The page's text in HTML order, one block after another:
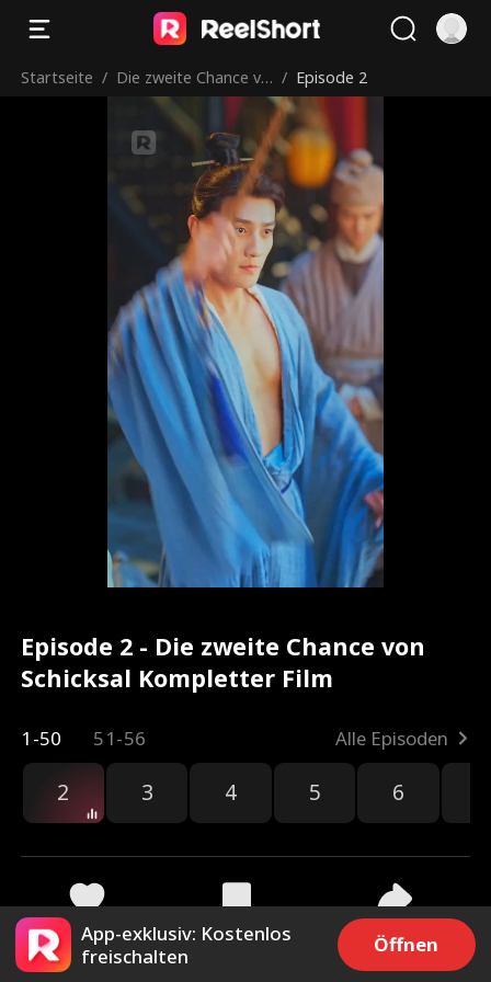
Startseite / Die zweite Chance vo
n Schicksal
/ Episode 2
Episode 2 - Die zweite Chance von
Schicksal Kompletter Film
1-50 51-56 Alle Episoden
2 3 4 5 6
3.6k 7.2k Teilen
App-exklusiv: Kostenlos
freischalten
Öffnen